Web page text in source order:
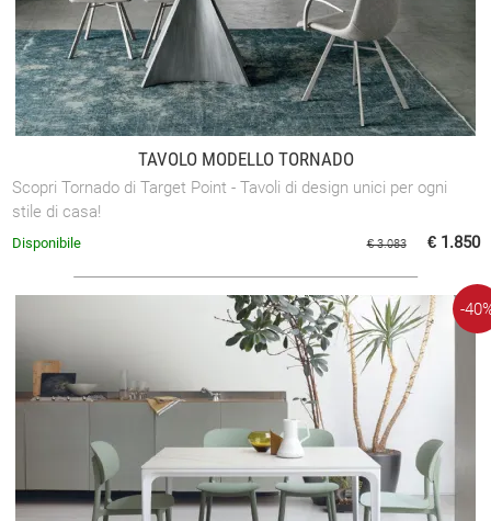
TAVOLO MODELLO TORNADO
Scopri Tornado di Target Point - Tavoli di design unici per ogni
stile di casa!
€ 3.083 € 1.850
Disponibile
-